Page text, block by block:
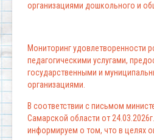
организациями дошкольного и
Мониторинг удовлетворенности
педагогическими услугами,
государственными и
организациями.
В соответствии с письмом
Самарской области от
информируем о том, что в целях